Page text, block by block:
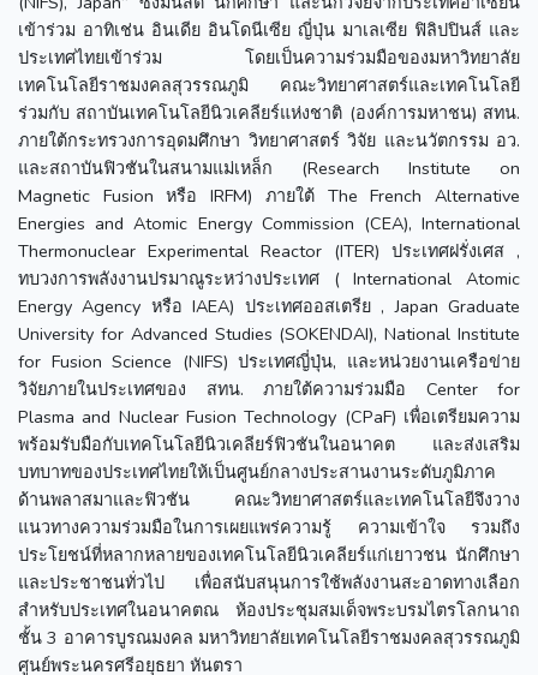
เข้าร่วม อาทิเช่น อินเดีย อินโดนีเซีย ญี่ปุ่น มาเลเซีย ฟิลิปปินส์ และ
ประเทศไทยเข้าร่วม โดยเป็นความร่วมมือของมหาวิทยาลัย
เทคโนโลยีราชมงคลสุวรรณภูมิ คณะวิทยาศาสตร์และเทคโนโลยี
ร่วมกับ สถาบันเทคโนโลยีนิวเคลียร์แห่งชาติ (องค์การมหาชน) สทน.
ภายใต้กระทรวงการอุดมศึกษา วิทยาศาสตร์ วิจัย และนวัตกรรม อว.
และสถาบันฟิวชันในสนามแม่เหล็ก (Research Institute on
Magnetic Fusion หรือ IRFM) ภายใต้ The French Alternative
Energies and Atomic Energy Commission (CEA), International
Thermonuclear Experimental Reactor (ITER) ประเทศฝรั่งเศส ,
ทบวงการพลังงานปรมาณูระหว่างประเทศ ( International Atomic
Energy Agency หรือ IAEA) ประเทศออสเตรีย , Japan Graduate
University for Advanced Studies (SOKENDAI), National Institute
for Fusion Science (NIFS) ประเทศญี่ปุ่น, และหน่วยงานเครือข่าย
วิจัยภายในประเทศของ สทน. ภายใต้ความร่วมมือ Center for
Plasma and Nuclear Fusion Technology (CPaF) เพื่อเตรียมความ
พร้อมรับมือกับเทคโนโลยีนิวเคลียร์ฟิวชันในอนาคต และส่งเสริม
บทบาทของประเทศไทยให้เป็นศูนย์กลางประสานงานระดับภูมิภาค
ด้านพลาสมาและฟิวชัน คณะวิทยาศาสตร์และเทคโนโลยีจึงวาง
แนวทางความร่วมมือในการเผยแพร่ความรู้ ความเข้าใจ รวมถึง
ประโยชน์ที่หลากหลายของเทคโนโลยีนิวเคลียร์แก่เยาวชน นักศึกษา
และประชาชนทั่วไป เพื่อสนับสนุนการใช้พลังงานสะอาดทางเลือก
สำหรับประเทศในอนาคตณ ห้องประชุมสมเด็จพระบรมไตรโลกนาถ
ชั้น 3 อาคารบูรณมงคล มหาวิทยาลัยเทคโนโลยีราชมงคลสุวรรณภูมิ
ศูนย์พระนครศรีอยุธยา หันตรา